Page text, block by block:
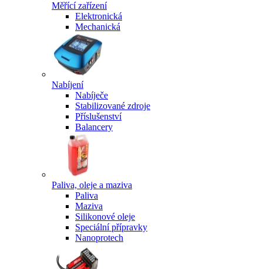
Měřící zařízení
Elektronická
Mechanická
Nabíjení
Nabíječe
Stabilizované zdroje
Příslušenství
Balancery
Paliva, oleje a maziva
Paliva
Maziva
Silikonové oleje
Speciální přípravky
Nanoprotech